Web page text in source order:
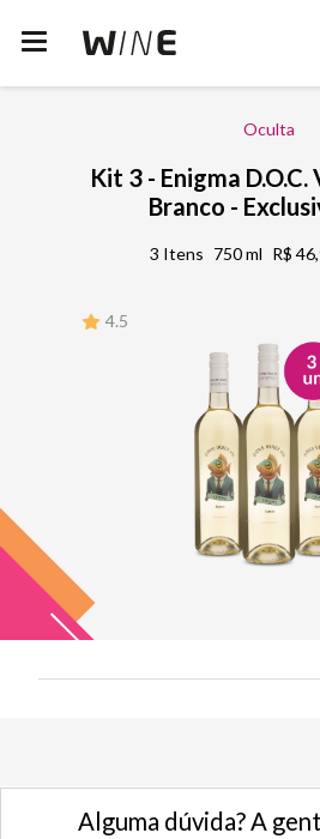
Oculta
Kit 3 - Enigma
Branco -
3 Itens 750 ml R$
4.5
Alguma dúvida? A